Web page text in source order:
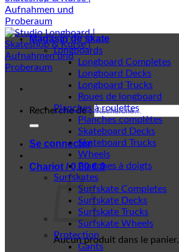
Recherche de :
Se connecter
Chariot /0,00€ 0
Aucun produit dans le panier.
Magasin de skate
Longboards
Longboard Completes
Longboard Decks
Longboard Trucks
Roues de longboard
Planches à roulettes
Planches complètes
Skateboard Decks
Skateboard Trucks
Wheels
Planches à doigts
Surfskates
Surfskate Completes
Surfskate Decks
Surfskate Trucks
Surfskate Wheels
Protection
Gants